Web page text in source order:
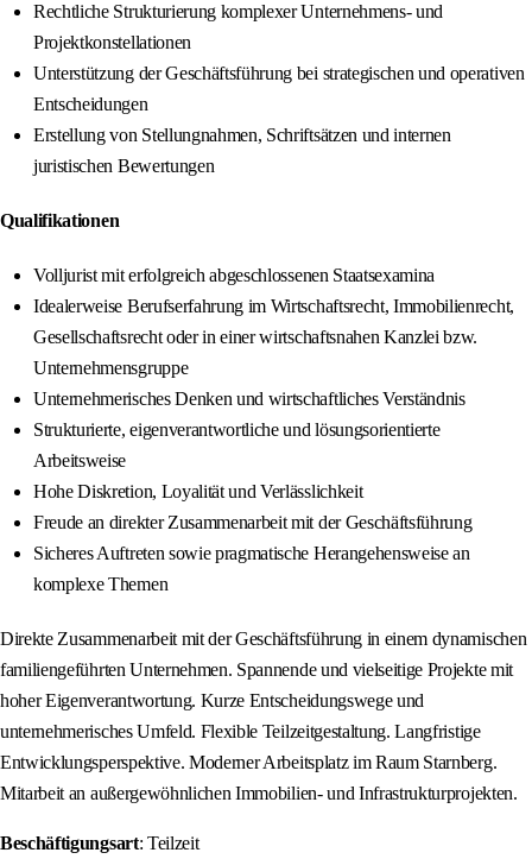
Rechtliche Strukturierung komplexer Unternehmens- und
Projektkonstellationen
Unterstützung der Geschäftsführung bei strategischen und operativen
Entscheidungen
Erstellung von Stellungnahmen, Schriftsätzen und internen
juristischen Bewertungen
Qualifikationen
Volljurist mit erfolgreich abgeschlossenen Staatsexamina
Idealerweise Berufserfahrung im Wirtschaftsrecht, Immobilienrecht,
Gesellschaftsrecht oder in einer wirtschaftsnahen Kanzlei bzw.
Unternehmensgruppe
Unternehmerisches Denken und wirtschaftliches Verständnis
Strukturierte, eigenverantwortliche und lösungsorientierte
Arbeitsweise
Hohe Diskretion, Loyalität und Verlässlichkeit
Freude an direkter Zusammenarbeit mit der Geschäftsführung
Sicheres Auftreten sowie pragmatische Herangehensweise an
komplexe Themen
Direkte Zusammenarbeit mit der Geschäftsführung in einem dynamischen
familiengeführten Unternehmen. Spannende und vielseitige Projekte mit
hoher Eigenverantwortung. Kurze Entscheidungswege und
unternehmerisches Umfeld. Flexible Teilzeitgestaltung. Langfristige
Entwicklungsperspektive. Moderner Arbeitsplatz im Raum Starnberg.
Mitarbeit an außergewöhnlichen Immobilien- und Infrastrukturprojekten.
Beschäftigungsart: Teilzeit